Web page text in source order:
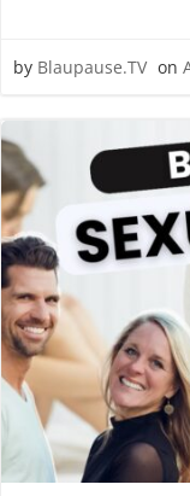
by Blaupause.TV on